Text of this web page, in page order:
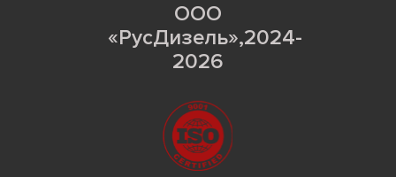
ООО
«РусДизель»,2024-
2026